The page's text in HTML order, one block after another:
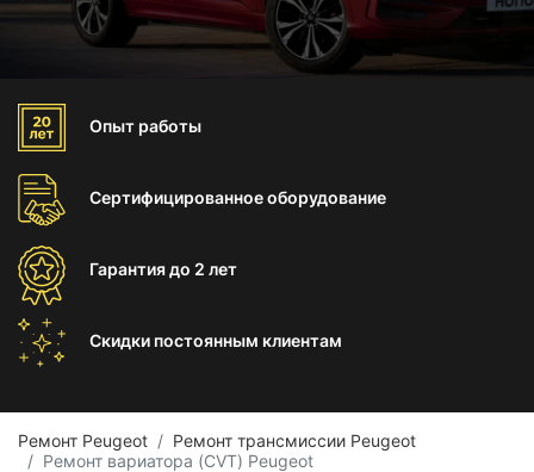
Опыт работы
Сертифицированноеоборудование
Гарантиядо 2 лет
Скидки постоянным клиентам
Ремонт Peugeot
Ремонт трансмиссии Peugeot
Ремонт вариатора (CVT) Peugeot